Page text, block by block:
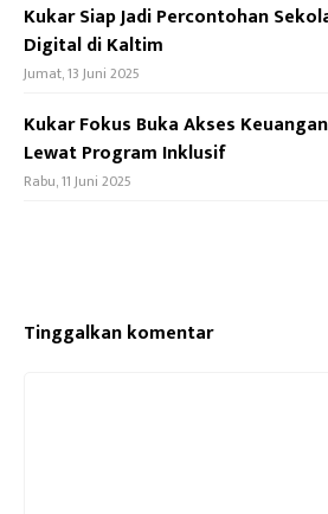
Kukar Siap Jadi Percontohan
Digital di Kaltim
Jumat, 13 Juni 2025
Kukar Fokus Buka Akses
Lewat Program Inklusif
Rabu, 11 Juni 2025
Tinggalkan komentar